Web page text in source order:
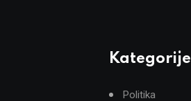
Kategorije
Politika